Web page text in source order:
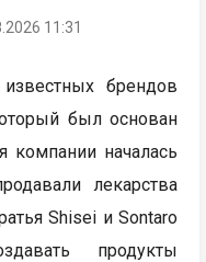
11:31
брендов
был основан
компании началась
лекарства
Shisei и Sontaro
продукты